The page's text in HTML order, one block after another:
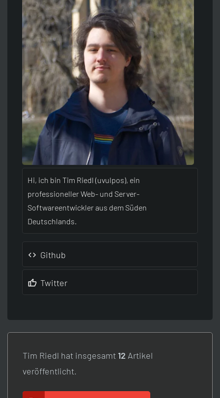
Python
Java
JavaScript
CSS
HTML
Zurück
Unix-Timestamp Umrechner
HTTP-Header Auslesen
SEO Crawler
WordPress Analyse
WordPress Passwort Hash
Zurück
Raspberry Pi
Zurück
Artikel Idee
Discord Server
Sitemap
Zurück
Tim Riedl hat insgesamt12 Artikel
veröffentlicht.
Hi, ich bin Tim Riedl (uvulpos), ein
professioneller Web- und Server-
Softwareentwickler aus dem Süden
Deutschlands.
Github
Twitter